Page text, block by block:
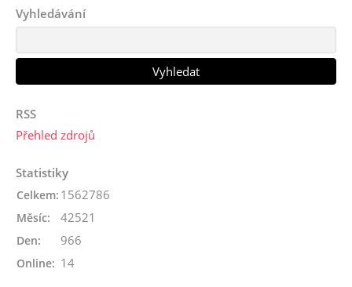
Vyhledávání
RSS
Přehled zdrojů
Statistiky
Online: 14
Celkem: 1562786
Měsíc: 42521
Den: 966